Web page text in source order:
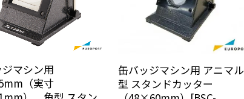
マシン用
（実寸
缶バッジマシン用 アニマル
型 スタンドカッター